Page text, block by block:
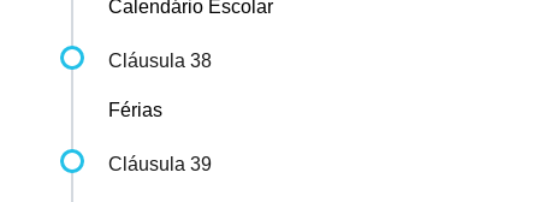
Calendário Escolar
Cláusula 38
Férias
Cláusula 39